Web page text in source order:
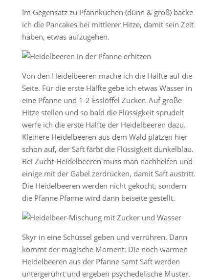
Im Gegensatz zu Pfannkuchen (dünn & groß) backe
ich die Pancakes bei mittlerer Hitze, damit sein Zeit
haben, etwas aufzugehen.
Von den Heidelbeeren mache ich die Hälfte auf die
Seite. Für die erste Hälfte gebe ich etwas Wasser in
eine Pfanne und 1-2 Esslöffel Zucker. Auf große
Hitze stellen und so bald die Flüssigkeit sprudelt
werfe ich die erste Hälfte der Heidelbeeren dazu.
Kleinere Heidelbeeren aus dem Wald platzen hier
schon auf, der Saft färbt die Flüssigkeit dunkelblau.
Bei Zucht-Heidelbeeren muss man nachhelfen und
einige mit der Gabel zerdrücken, damit Saft austritt.
Die Heidelbeeren werden nicht gekocht, sondern
die Pfanne Pfanne wird dann beiseite gestellt.
Skyr in eine Schüssel geben und verrühren. Dann
kommt der magische Moment: Die noch warmen
Heidelbeeren aus der Pfanne samt Saft werden
untergerührt und ergeben psychedelische Muster.